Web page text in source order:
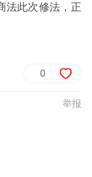
法此次修法，正
0
举报